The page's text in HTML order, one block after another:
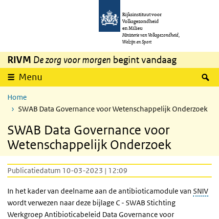
Overslaan en naar de inhoud gaan
Rijksinstituut voor
Volksgezondheid
en Milieu
Ministerie van Volksgezondheid,
Welzijn en Sport
RIVM De zorg voor morgen begint vandaag
Menu
Home
SWAB Data Governance voor Wetenschappelijk Onderzoek
SWAB Data Governance voor
Wetenschappelijk Onderzoek
Publicatiedatum 10-03-2023 | 12:09
In het kader van deelname aan de antibioticamodule van SNIV
wordt verwezen naar deze bijlage C - SWABStichting
Werkgroep Antibioticabeleid Data Governance voor